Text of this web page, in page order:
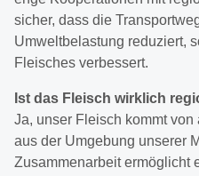
sicher, dass die
Umweltbelastung reduziert,
Fleisches verbessert.
Ist das Fleisch wirklich
Ja, unser Fleisch kommt
aus der Umgebung unserer
Zusammenarbeit ermöglicht